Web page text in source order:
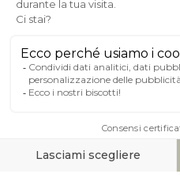
A PROPOSITO DI MILIBOO
AIUTO & CONTATTO